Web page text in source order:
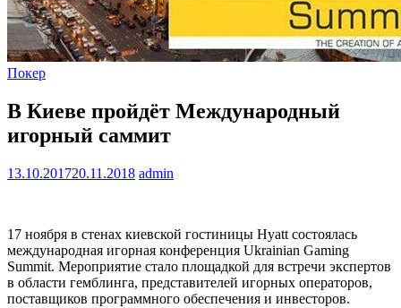
Покер
В Киеве пройдёт Международный
игорный саммит
13.10.201720.11.2018 admin
17 ноября в стенах киевской гостиницы Hyatt состоялась
международная игорная конференция Ukrainian Gaming
Summit. Мероприятие стало площадкой для встречи экспертов
в области гемблинга, представителей игорных операторов,
поставщиков программного обеспечения и инвесторов.